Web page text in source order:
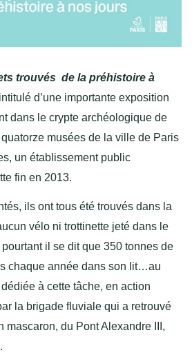
trouvés de la préhistoire à
d’une importante exposition
dans le crypte archéologique de
quatorze musées de la ville de Paris
un établissement public
fin en 2013.
ils ont tous été trouvés dans la
vélo ni trottinette jeté dans le
il se dit que 350 tonnes de
chaque année dans son lit…au
à cette tâche, en action
la brigade fluviale qui a retrouvé
mascaron, du Pont Alexandre III,